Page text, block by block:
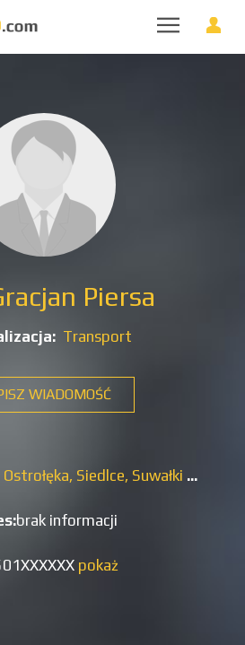
Piersa
Transport
WIADOMOŚĆ
Ostrołęka, Siedlce, Suwałki ...
brak informacji
pokaż